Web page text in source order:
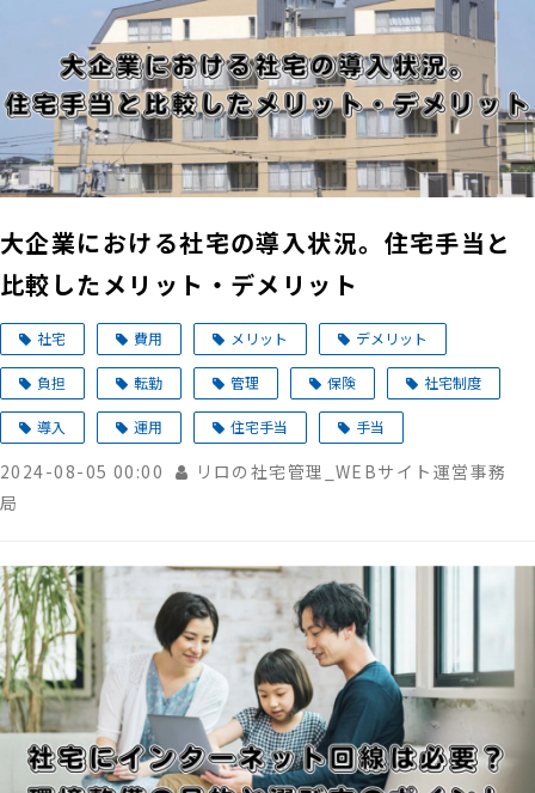
大企業における社宅の導入状況。住宅手当と
比較したメリット・デメリット
社宅 費用 メリット デメリット
負担 転勤 管理 保険 社宅制度
導入 運用 住宅手当 手当
2024-08-05 00:00
リロの社宅管理_WEBサイト運営事務
局